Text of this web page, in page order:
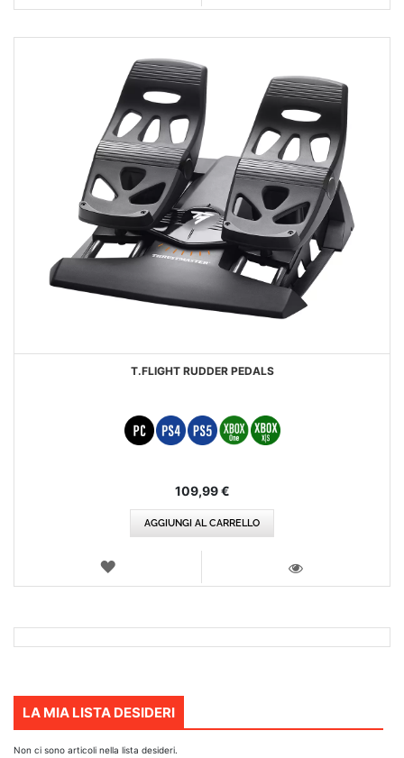
T.FLIGHT RUDDER PEDALS
109,99 €
AGGIUNGI AL CARRELLO
LISTA
LA MIA LISTA DESIDERI
Non ci sono articoli nella lista desideri.